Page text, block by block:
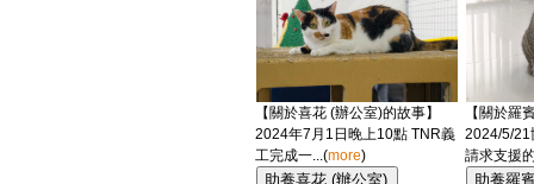
【關於喜花 (辦公室)的故事】
2024年7月1日晚上10點 TNR義
工完成一...(more)
【關於羅
2024/5/21
請求支援